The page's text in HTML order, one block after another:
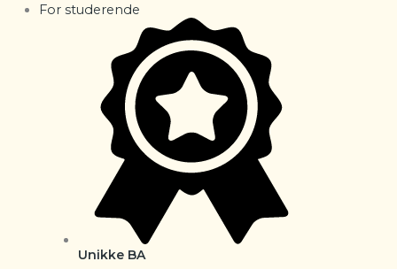
For studerende
Unikke BA